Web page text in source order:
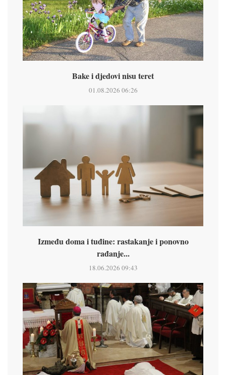
Bake i djedovi nisu teret
01.08.2026 06:26
Između doma i tuđine: rastakanje i ponovno
rađanje...
18.06.2026 09:43